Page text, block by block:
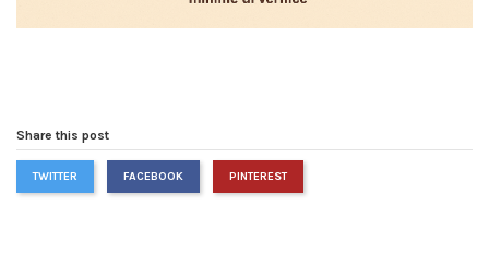
Share this post
TWITTER FACEBOOK PINTEREST